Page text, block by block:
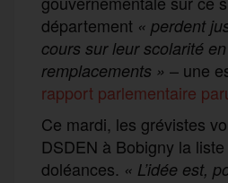
département « perdent
cours sur leur scolarité
remplacements » – une
rapport parlementaire
Ce mardi, les grévistes
DSDEN à Bobigny la
doléances. « L’idée est,